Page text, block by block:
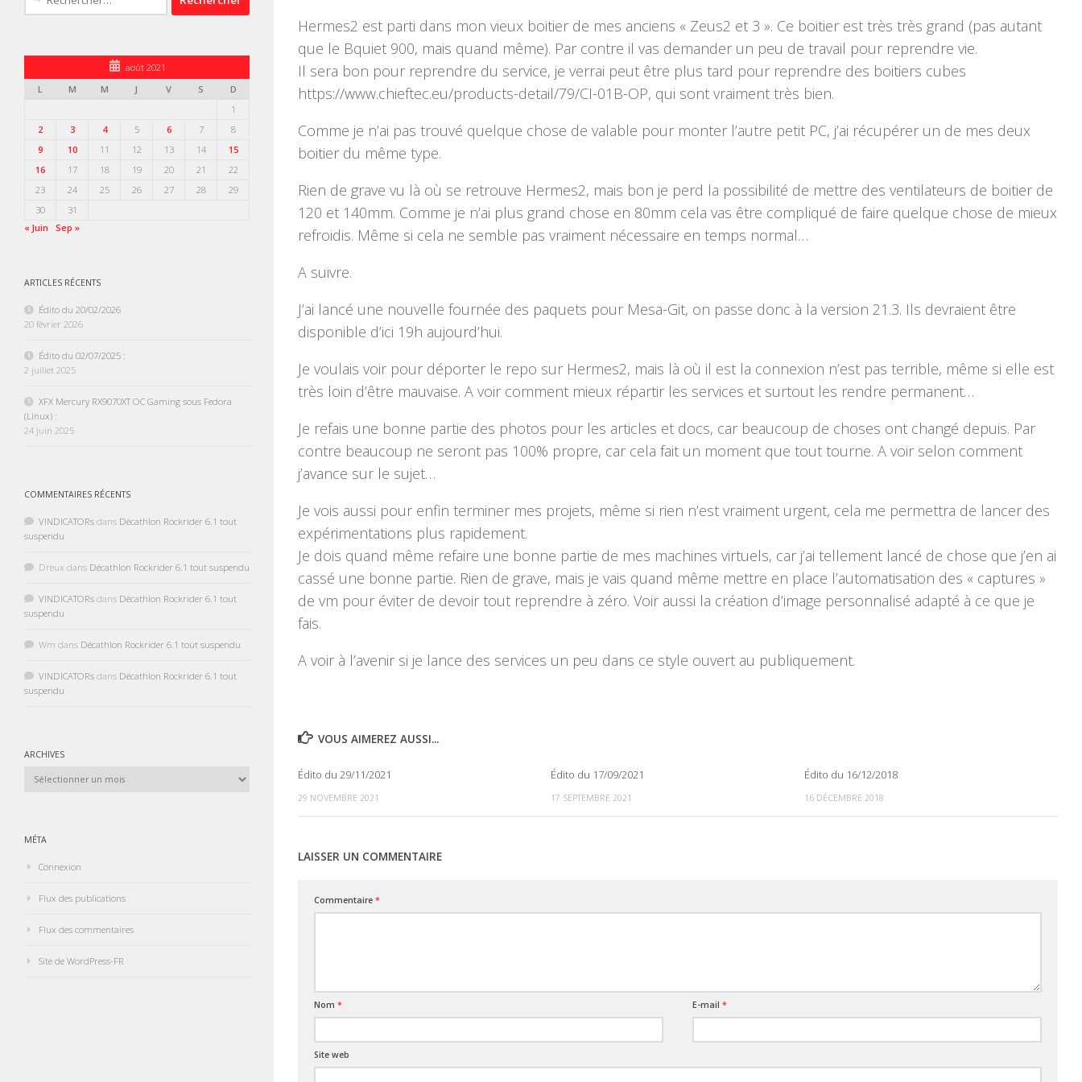
Hermes2 est parti dans mon vieux boitier de mes anciens « Zeus2 et 3 ». Ce boitier est très très grand (pas autant
que le Bquiet 900, mais quand même). Par contre il vas demander un peu de travail pour reprendre vie.
Il sera bon pour reprendre du service, je verrai peut être plus tard pour reprendre des boitiers cubes
https://www.chieftec.eu/products-detail/79/CI-01B-OP, qui sont vraiment très bien.
Comme je n’ai pas trouvé quelque chose de valable pour monter l’autre petit PC, j’ai récupérer un de mes deux
boitier du même type.
Rien de grave vu là où se retrouve Hermes2, mais bon je perd la possibilité de mettre des ventilateurs de boitier de
120 et 140mm. Comme je n’ai plus grand chose en 80mm cela vas être compliqué de faire quelque chose de mieux
refroidis. Même si cela ne semble pas vraiment nécessaire en temps normal…
A suivre.
J’ai lancé une nouvelle fournée des paquets pour Mesa-Git, on passe donc à la version 21.3. Ils devraient être
disponible d’ici 19h aujourd’hui.
Je voulais voir pour déporter le repo sur Hermes2, mais là où il est la connexion n’est pas terrible, même si elle est
très loin d’être mauvaise. A voir comment mieux répartir les services et surtout les rendre permanent…
Je refais une bonne partie des photos pour les articles et docs, car beaucoup de choses ont changé depuis. Par
contre beaucoup ne seront pas 100% propre, car cela fait un moment que tout tourne. A voir selon comment
j’avance sur le sujet…
Je vois aussi pour enfin terminer mes projets, même si rien n’est vraiment urgent, cela me permettra de lancer des
expérimentations plus rapidement.
Je dois quand même refaire une bonne partie de mes machines virtuels, car j’ai tellement lancé de chose que j’en ai
cassé une bonne partie. Rien de grave, mais je vais quand même mettre en place l’automatisation des « captures »
de vm pour éviter de devoir tout reprendre à zéro. Voir aussi la création d’image personnalisé adapté à ce que je
fais.
A voir à l’avenir si je lance des services un peu dans ce style ouvert au publiquement.
VOUS AIMEREZ AUSSI...
Édito du 29/11/2021
29 NOVEMBRE 2021
Édito du 17/09/2021
17 SEPTEMBRE 2021
Édito du 16/12/2018
16 DÉCEMBRE 2018
LAISSER UN COMMENTAIRE
Commentaire *
Nom * E-mail*
Site web
août 2021
L
M M J V S
D
1
2
3 4 5 6 7
8
9
10 11 12 13 14
15
16
17 18 19 20 21
22
23
24 25 26 27 28
29
30
31
« Juin
Sep »
ARTICLES RÉCENTS
Édito du 20/02/2026
20 février 2026
Édito du 02/07/2025 :
2 juillet 2025
XFX Mercury RX9070XT OC Gaming sous Fedora
(Linux) :
24 juin 2025
COMMENTAIRES RÉCENTS
VINDICATORs dans Décathlon Rockrider 6.1 tout
suspendu
Dreux dans Décathlon Rockrider 6.1 tout suspendu
VINDICATORs dans Décathlon Rockrider 6.1 tout
suspendu
Wm dans Décathlon Rockrider 6.1 tout suspendu
VINDICATORs dans Décathlon Rockrider 6.1 tout
suspendu
ARCHIVES
MÉTA
Connexion
Flux des publications
Flux des commentaires
Site de WordPress-FR